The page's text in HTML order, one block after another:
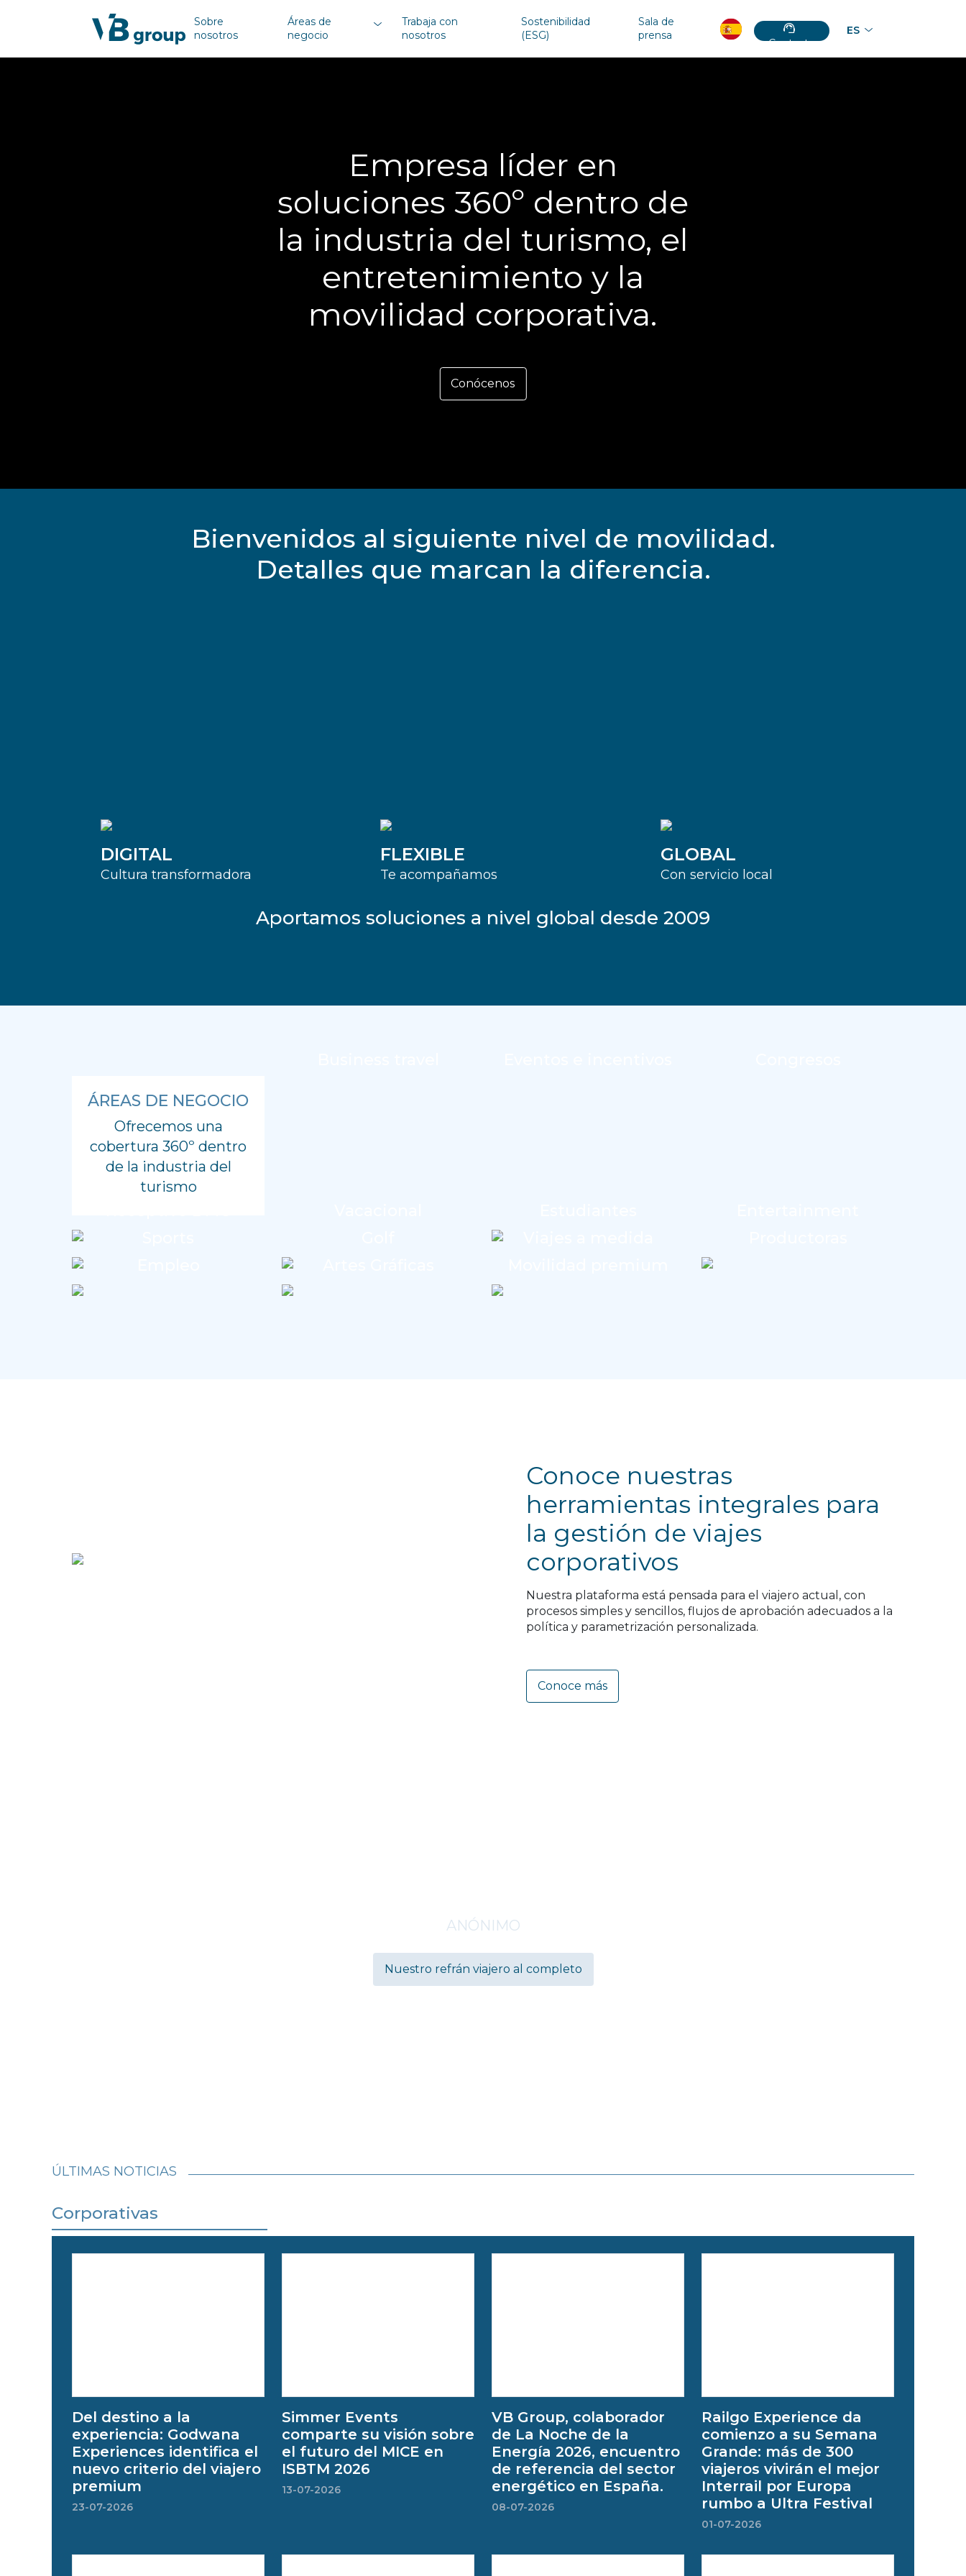
Sobre
nosotros
Áreas de
negocio
Trabaja con
nosotros
Sostenibilidad
(ESG)
Sala de
prensa
Contacto
ES
Empresa líder en
soluciones 360º dentro de
la industria del turismo, el
entretenimiento y la
movilidad corporativa.
Conócenos
Bienvenidos al siguiente nivel de movilidad.
Detalles que marcan la diferencia.
DIGITAL
Cultura transformadora
FLEXIBLE
Te acompañamos
GLOBAL
Con servicio local
Aportamos soluciones a nivel global desde 2009
ÁREAS DE NEGOCIO
Ofrecemos una
cobertura 360º dentro
de la industria del
turismo
Conoce nuestras
herramientas integrales para
la gestión de viajes
corporativos
Nuestra plataforma está pensada para el viajero actual, con
procesos simples y sencillos, flujos de aprobación adecuados a la
política y parametrización personalizada.
Conoce más
ANÓNIMO
Nuestro refrán viajero al completo
ÚLTIMAS NOTICIAS
Corporativas
Del destino a la
experiencia: Godwana
Experiences identifica el
nuevo criterio del viajero
premium
23-07-2026
Simmer Events
comparte su visión sobre
el futuro del MICE en
ISBTM 2026
13-07-2026
VB Group, colaborador
de La Noche de la
Energía 2026, encuentro
de referencia del sector
energético en España.
08-07-2026
Railgo Experience da
comienzo a su Semana
Grande: más de 300
viajeros vivirán el mejor
Interrail por Europa
rumbo a Ultra Festival
01-07-2026